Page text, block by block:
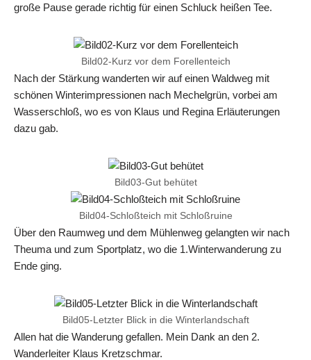
große Pause gerade richtig für einen Schluck heißen Tee.
Bild02-Kurz vor dem Forellenteich
Nach der Stärkung wanderten wir auf einen Waldweg mit
schönen Winterimpressionen nach Mechelgrün, vorbei am
Wasserschloß, wo es von Klaus und Regina Erläuterungen
dazu gab.
Bild03-Gut behütet
Bild04-Schloßteich mit Schloßruine
Über den Raumweg und dem Mühlenweg gelangten wir nach
Theuma und zum Sportplatz, wo die 1.Winterwanderung zu
Ende ging.
Bild05-Letzter Blick in die Winterlandschaft
Allen hat die Wanderung gefallen. Mein Dank an den 2.
Wanderleiter Klaus Kretzschmar.